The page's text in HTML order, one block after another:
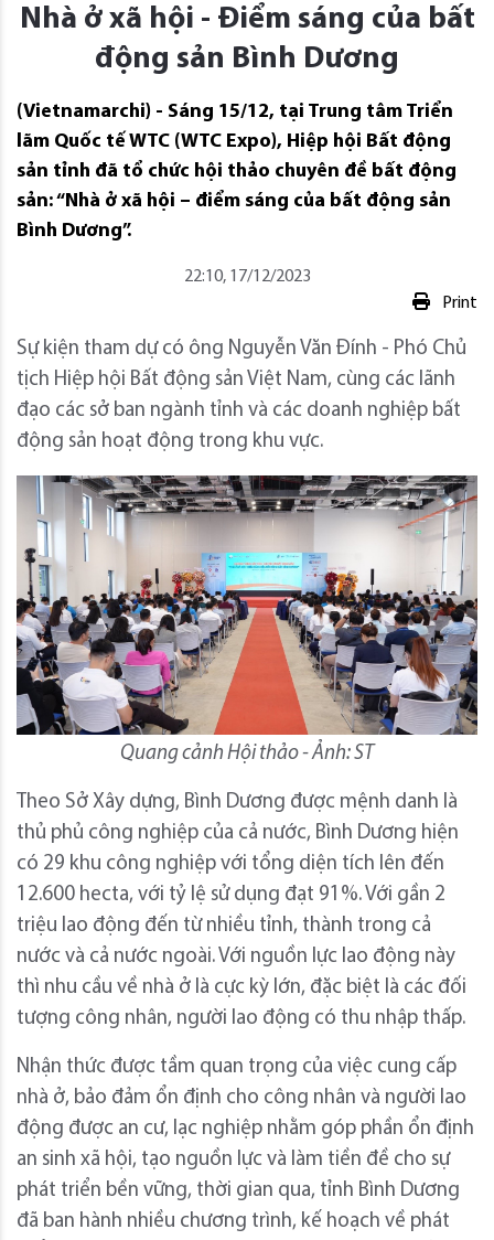
Nhà ở xã hội - Điểm sáng của bất
động sản Bình Dương
(Vietnamarchi) - Sáng 15/12, tại Trung tâm Triển
lãm Quốc tế WTC (WTC Expo), Hiệp hội Bất động
sản tỉnh đã tổ chức hội thảo chuyên đề bất động
sản: “Nhà ở xã hội – điểm sáng của bất động sản
Bình Dương”.
22:10, 17/12/2023
Print
Sự kiện tham dự có ông Nguyễn Văn Đính - Phó Chủ
tịch Hiệp hội Bất động sản Việt Nam, cùng các lãnh
đạo các sở ban ngành tỉnh và các doanh nghiệp bất
động sản hoạt động trong khu vực.
Quang cảnh Hội thảo - Ảnh: ST
Theo Sở Xây dựng, Bình Dương được mệnh danh là
thủ phủ công nghiệp của cả nước, Bình Dương hiện
có 29 khu công nghiệp với tổng diện tích lên đến
12.600 hecta, với tỷ lệ sử dụng đạt 91%. Với gần 2
triệu lao động đến từ nhiều tỉnh, thành trong cả
nước và cả nước ngoài. Với nguồn lực lao động này
thì nhu cầu về nhà ở là cực kỳ lớn, đặc biệt là các đối
tượng công nhân, người lao động có thu nhập thấp.
Nhận thức được tầm quan trọng của việc cung cấp
nhà ở, bảo đảm ổn định cho công nhân và người lao
động được an cư, lạc nghiệp nhằm góp phần ổn định
an sinh xã hội, tạo nguồn lực và làm tiền đề cho sự
phát triển bền vững, thời gian qua, tỉnh Bình Dương
đã ban hành nhiều chương trình, kế hoạch về phát